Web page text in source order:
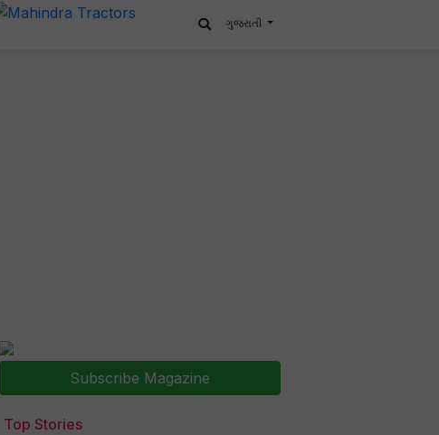
ગુજરાતી
Subscribe Magazine
Top Stories